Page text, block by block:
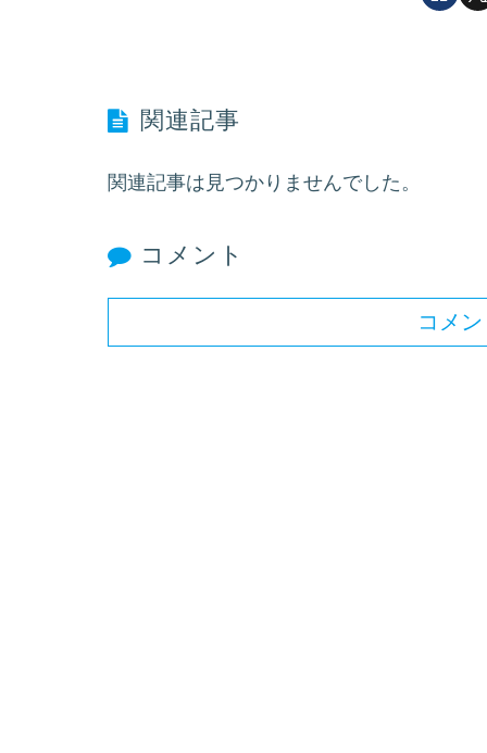
関連記事
関連記事は見つかりませんでした。
コメント
コメ